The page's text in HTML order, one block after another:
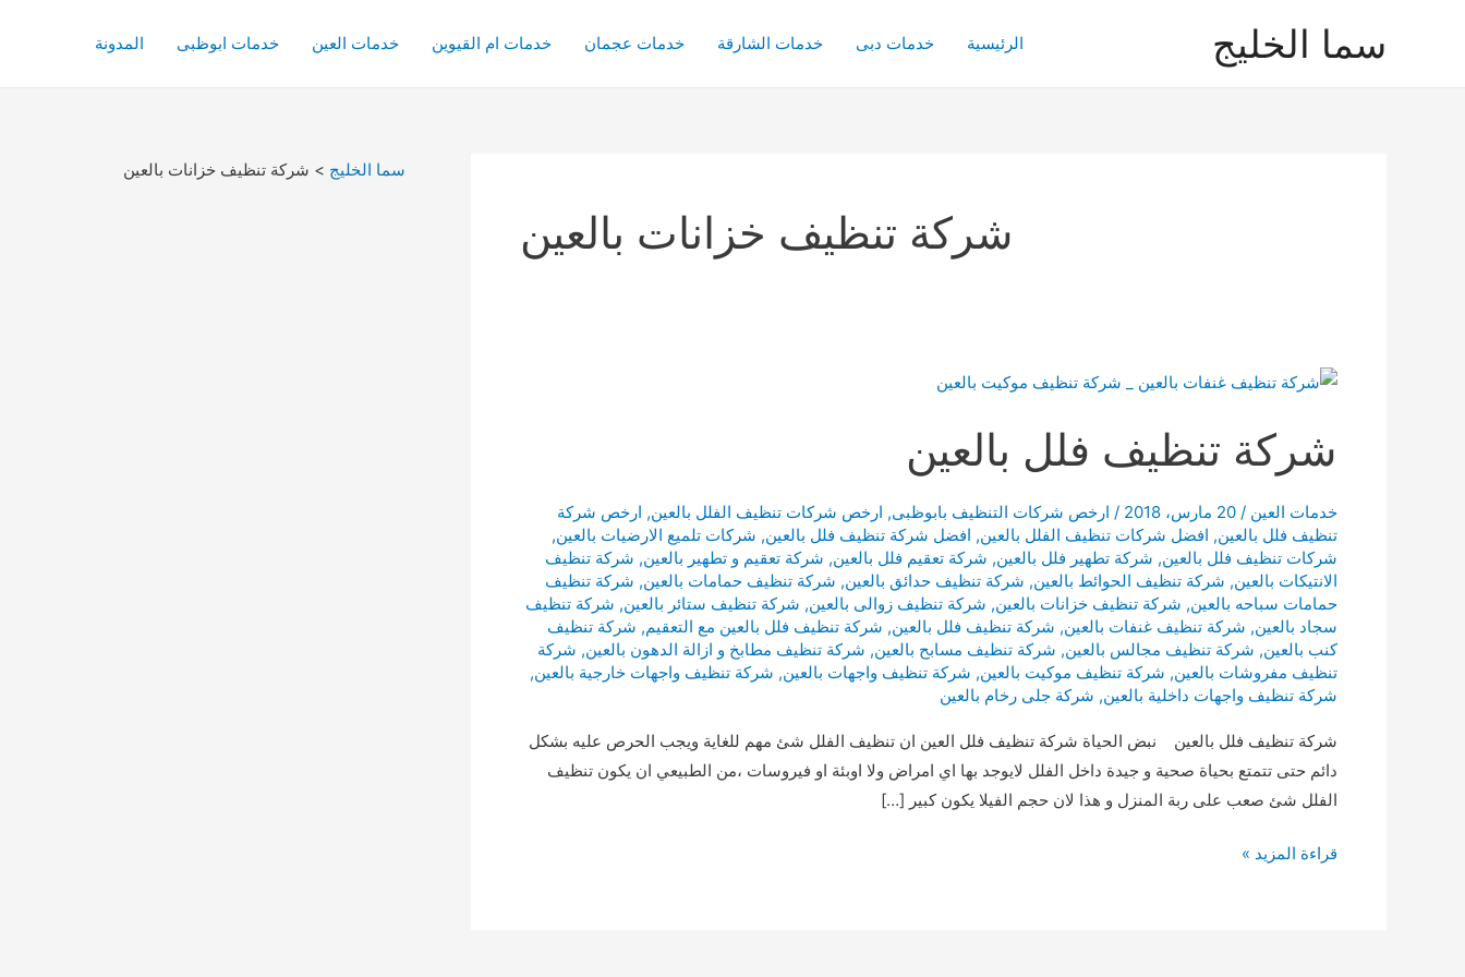
سما الخليج الرئيسية خدمات دبى خدمات الشارقة خدمات عجمان خدمات ام القيوين خدمات العين خدمات ابوظبى المدونة
شركة تنظيف خزانات بالعين
شركة تنظيف فلل بالعين
خدمات العين / 20 مارس، 2018 / ارخص شركات التنظيف بابوظبى, ارخص شركات تنظيف الفلل بالعين, ارخص شركة
تنظيف فلل بالعين, افضل شركات تنظيف الفلل بالعين, افضل شركة تنظيف فلل بالعين, شركات تلميع الارضيات بالعين,
شركات تنظيف فلل بالعين, شركة تطهير فلل بالعين, شركة تعقيم فلل بالعين, شركة تعقيم و تطهير بالعين, شركة تنظيف
الانتيكات بالعين, شركة تنظيف الحوائط بالعين, شركة تنظيف حدائق بالعين, شركة تنظيف حمامات بالعين, شركة تنظيف
حمامات سباحه بالعين, شركة تنظيف خزانات بالعين, شركة تنظيف زوالى بالعين, شركة تنظيف ستائر بالعين, شركة تنظيف
سجاد بالعين, شركة تنظيف غنفات بالعين, شركة تنظيف فلل بالعين, شركة تنظيف فلل بالعين مع التعقيم, شركة تنظيف
كنب بالعين, شركة تنظيف مجالس بالعين, شركة تنظيف مسابح بالعين, شركة تنظيف مطابخ و ازالة الدهون بالعين, شركة
تنظيف مفروشات بالعين, شركة تنظيف موكيت بالعين, شركة تنظيف واجهات بالعين, شركة تنظيف واجهات خارجية بالعين,
شركة تنظيف واجهات داخلية بالعين, شركة جلى رخام بالعين
شركة تنظيف فلل بالعين نبض الحياة شركة تنظيف فلل العين ان تنظيف الفلل شئ مهم للغاية ويجب الحرص عليه بشكل
دائم حتى تتمتع بحياة صحية و جيدة داخل الفلل لايوجد بها اي امراض ولا اوبئة او فيروسات ،من الطبيعي ان يكون تنظيف
الفلل شئ صعب على ربة المنزل و هذا لان حجم الفيلا يكون كبير […]
شركة
قراءة المزيد »
سما الخليج > شركة تنظيف خزانات بالعين